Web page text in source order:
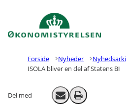
Gå til forsiden
Forside Nyheder
ISOLA bliver en del af Statens BI
Del med Send email
Print